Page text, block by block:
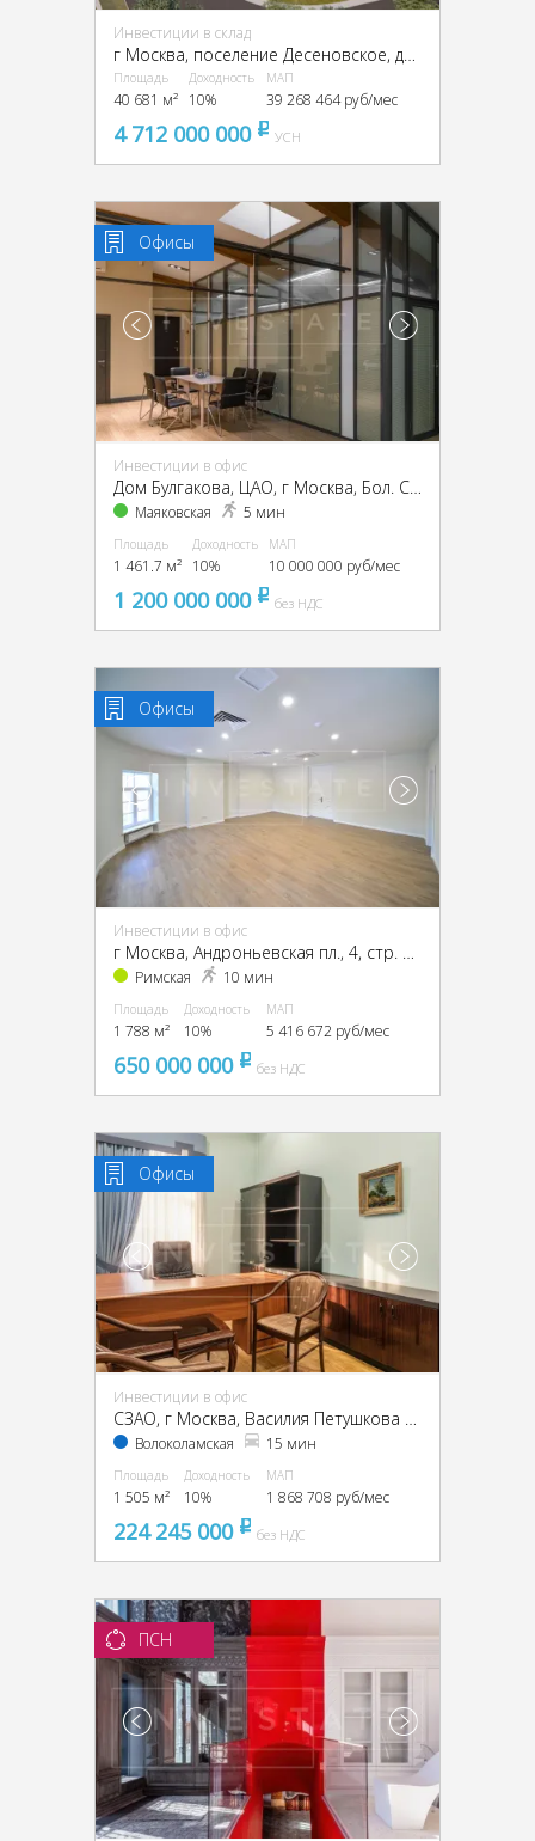
Инвестиции в склад
г Москва, поселение Десеновское, деревня Кувекино, ТиНАО,
Площадь
40 681 м²
Доходность
10%
МАП
39 268 464 руб/мес
4 712 000 000 pуб
УСН
Офисы
Инвестиции в офис
Маяковская 5 мин
Площадь
1 461.7 м²
Доходность
10%
МАП
10 000 000 руб/мес
1 200 000 000 pуббез НДС
Офисы
Инвестиции в офис
г Москва, Андроньевская пл., 4, стр. 1, 2, 3, ЦАО, г Москва, Андроньевская пл., 4, стр. 1
Римская 10 мин
Площадь
1 788 м²
Доходность
10%
МАП
5 416 672 руб/мес
650 000 000 pуббез НДС
Офисы
Инвестиции в офис
Волоколамская 15 мин
Площадь
1 505 м²
Доходность
10%
МАП
1 868 708 руб/мес
224 245 000 pуббез НДС
ПСН